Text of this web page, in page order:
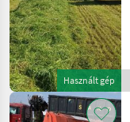
Használt gép